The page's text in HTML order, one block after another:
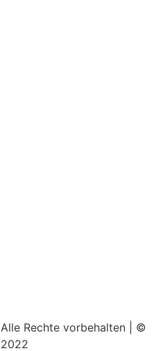
Alle Rechte vorbehalten | ©
2022